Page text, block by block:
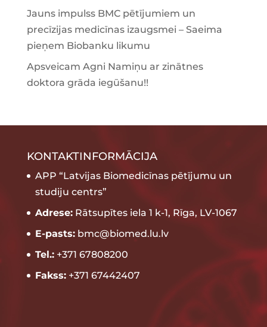
Jauns impulss BMC pētījumiem un
precīzijas medicīnas izaugsmei – Saeima
pieņem Biobanku likumu
Apsveicam Agni Namiņu ar zinātnes
doktora grāda iegūšanu!!
KONTAKTINFORMĀCIJA
APP “Latvijas Biomedicīnas pētījumu un
studiju centrs”
Adrese:Rātsupītes iela 1 k-1, Rīga, LV-1067
E-pasts:bmc@biomed.lu.lv
Tel.:+371 67808200
Fakss:+371 67442407